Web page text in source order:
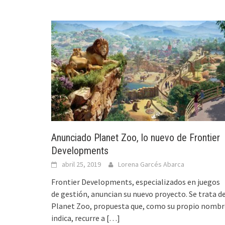
Anunciado Planet Zoo, lo nuevo de Frontier
Developments
abril 25, 2019 Lorena Garcés Abarca
Frontier Developments, especializados en juegos
de gestión, anuncian su nuevo proyecto. Se trata
Planet Zoo, propuesta que, como su propio
indica, recurre a […]